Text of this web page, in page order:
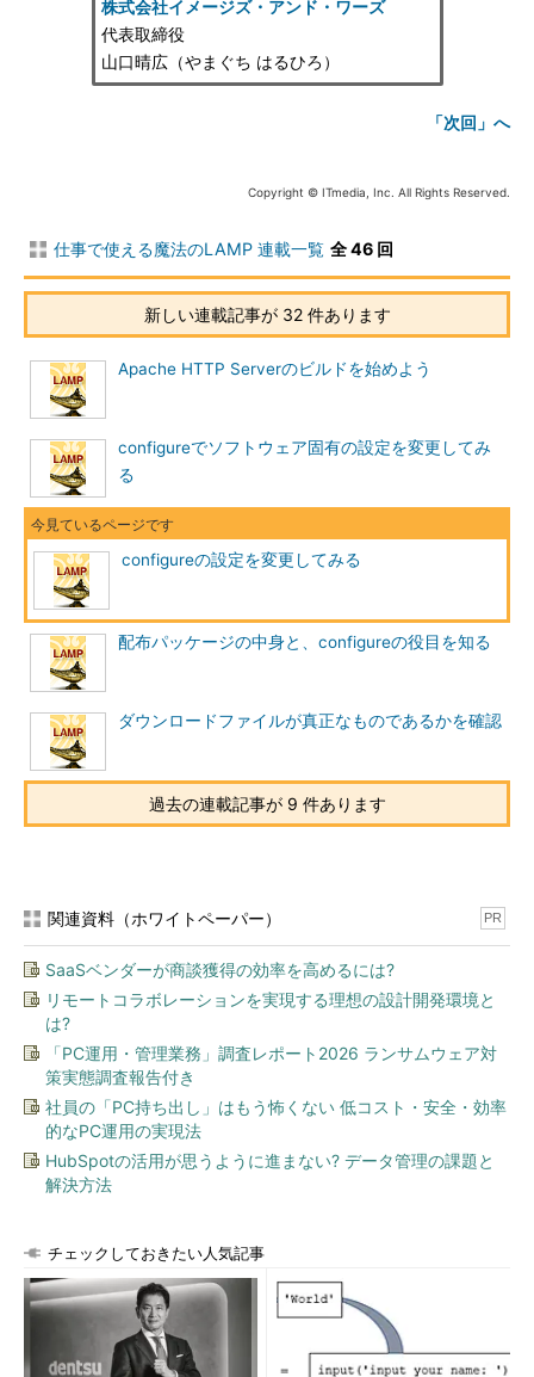
株式会社イメージズ・アンド・ワーズ
代表取締役
山口晴広（やまぐち はるひろ）
「次回」へ
Copyright © ITmedia, Inc. All Rights Reserved.
仕事で使える魔法のLAMP 連載一覧 全 46 回
新しい連載記事が 32 件あります
Apache HTTP Serverのビルドを始めよう
configureでソフトウェア固有の設定を変更してみ
る
configureの設定を変更してみる
配布パッケージの中身と、configureの役目を知る
ダウンロードファイルが真正なものであるかを確認
過去の連載記事が 9 件あります
関連資料（ホワイトペーパー） PR
SaaSベンダーが商談獲得の効率を高めるには?
リモートコラボレーションを実現する理想の設計開発環境と
は?
「PC運用・管理業務」調査レポート2026 ランサムウェア対
策実態調査報告付き
社員の「PC持ち出し」はもう怖くない 低コスト・安全・効率
的なPC運用の実現法
HubSpotの活用が思うように進まない? データ管理の課題と
解決方法
チェックしておきたい人気記事